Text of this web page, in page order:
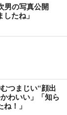
男の写真公開
たね」
つまじい“顔出
わいい」「知ら
！」